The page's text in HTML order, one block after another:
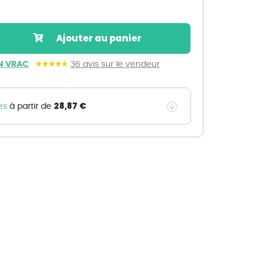
Ventes éphémères de plantes
Mon potager
VRAC 36 avis sur le vendeur
Ajouter au panier
à partir de 28,87 €